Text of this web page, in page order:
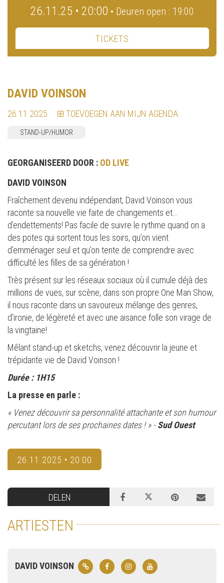
26.11.25 • 20:00 • Deuren open : 19:00
TICKETS
DAVID VOINSON
26.11.2025 TOEVOEGEN AAN MIJN AGENDA
STAND-UP/HUMOR
GEORGANISEERD DOOR : OD LIVE
DAVID VOINSON
Fraîchement devenu indépendant, David Voinson vous
raconte sa nouvelle vie faite de changements et…
d’endettements! Pas facile de suivre le rythme quand on a
des potes qui sortent tous les soirs, qu’on vient
d’emménager seul et qu’on tente de comprendre avec
difficulté les filles de sa génération !
Très présent sur les réseaux sociaux où il cumule déjà des
millions de vues, sur scène, dans son propre One Man Show,
il nous raconte dans un savoureux mélange des genres,
d'ironie, de légèreté et avec une aisance folle son virage de
la vingtaine!
Mêlant stand-up et sketchs, venez découvrir la jeune et
trépidante vie de David Voinson !
Durée : 1H15
La presse en parle :
« Venez découvrir sa personnalité attachante et son humour
percutant lors de ses prochaines dates ! » -Sud Ouest
26.11.2025 • 20:00
DELEN
ARTIESTEN
DAVID VOINSON